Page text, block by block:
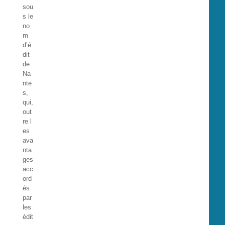
sou
s le
no
m
d’é
dit
de
Na
nte
s,
qui,
out
re l
es
ava
nta
ges
acc
ord
és
par
les
édit